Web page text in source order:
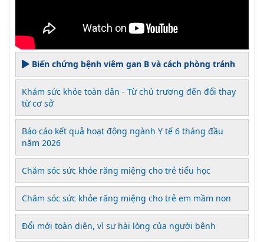
Biến chứng bệnh viêm gan B và cách phòng tránh
Khám sức khỏe toàn dân - Từ chủ trương đến đổi thay
từ cơ sở
Báo cáo kết quả hoạt động ngành Y tế 6 tháng đầu
năm 2026
Chăm sóc sức khỏe răng miệng cho trẻ tiểu học
Chăm sóc sức khỏe răng miệng cho trẻ em mầm non
Đổi mới toàn diện, vì sự hài lòng của người bệnh